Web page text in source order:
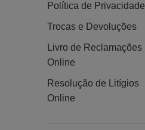
Política de Privacidade
Trocas e Devoluções
Livro de Reclamações
Online
Resolução de Litígios
Online